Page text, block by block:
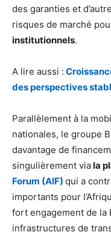
des garanties et
risques de marché
institutionnels.
A lire aussi :
des perspectives
Parallèlement à la
nationales, le groupe
davantage de
singulièrement viala
Forum (AIF) qui a
importants pour
fort engagement de la
infrastructures de